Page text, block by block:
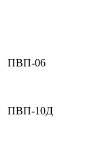
ПВП-06
ПВП-10Д